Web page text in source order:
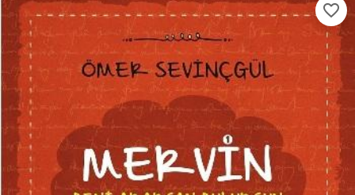
favorite_border